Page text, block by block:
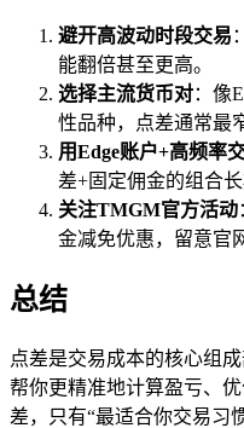
避开高波动时段交易
能翻倍甚至更高。
选择主流货币对：像
性品种，点差通常最
用Edge账户+高频率
差+固定佣金的组合长
关注TMGM官方活动
金减免优惠，留意官
总结
点差是交易成本的核心组
帮你更精准地计算盈亏、
差，只有“最适合你交易习